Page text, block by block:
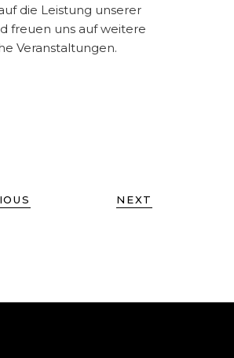
die Leistung unserer
freuen uns auf weitere
Veranstaltungen.
NEXT